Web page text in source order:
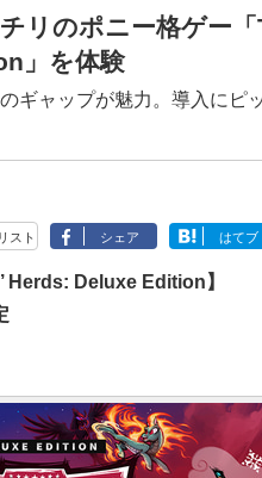
リのポニー格ゲー
」を体験
ギャップが魅力。導入にピ
リスト シェア はてブ
Herds: Deluxe Edition】